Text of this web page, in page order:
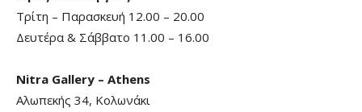
Τρίτη – Παρασκευή 12.00 – 20.00
Δευτέρα & Σάββατο 11.00 – 16.00
Nitra Gallery – Athens
Αλωπεκής 34, Κολωνάκι